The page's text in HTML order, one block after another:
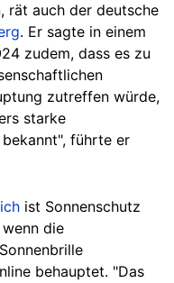
rät auch der deutsche
. Er sagte in einem
zudem, dass es zu
zutreffen würde,
starke
führte er
ist Sonnenschutz
die
behauptet. "Das